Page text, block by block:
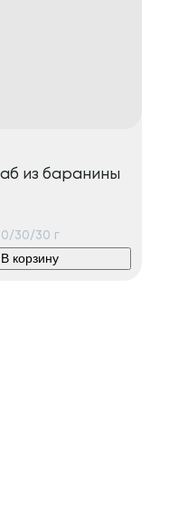
из баранины
30/30 г
В корзину